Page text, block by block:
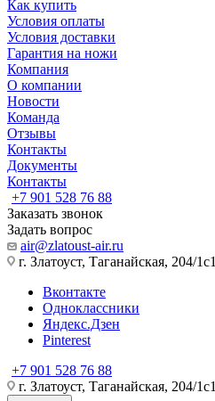
Как купить
Условия оплаты
Условия доставки
Гарантия на ножи
Компания
О компании
Новости
Команда
Отзывы
Контакты
Документы
Контакты
+7 901 528 76 88
Заказать звонок
Задать вопрос
air@zlatoust-air.ru
г. Златоуст, Таганайская, 204/1с1
Вконтакте
Одноклассники
Яндекс.Дзен
Pinterest
+7 901 528 76 88
г. Златоуст, Таганайская, 204/1с1